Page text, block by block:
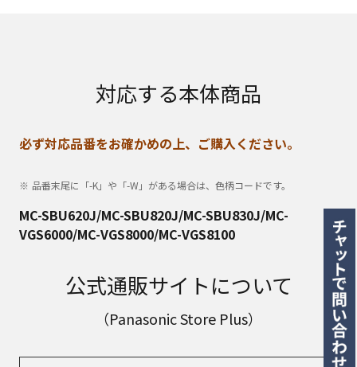
対応する本体商品
必ず対応品番をお確かめの上、ご購入ください。
品番末尾に「-K」や「-W」がある場合は、色柄コードです。
MC-SBU620J/MC-SBU820J/MC-SBU830J/MC-
VGS6000/MC-VGS8000/MC-VGS8100
公式通販サイトについて
（Panasonic Store Plus）